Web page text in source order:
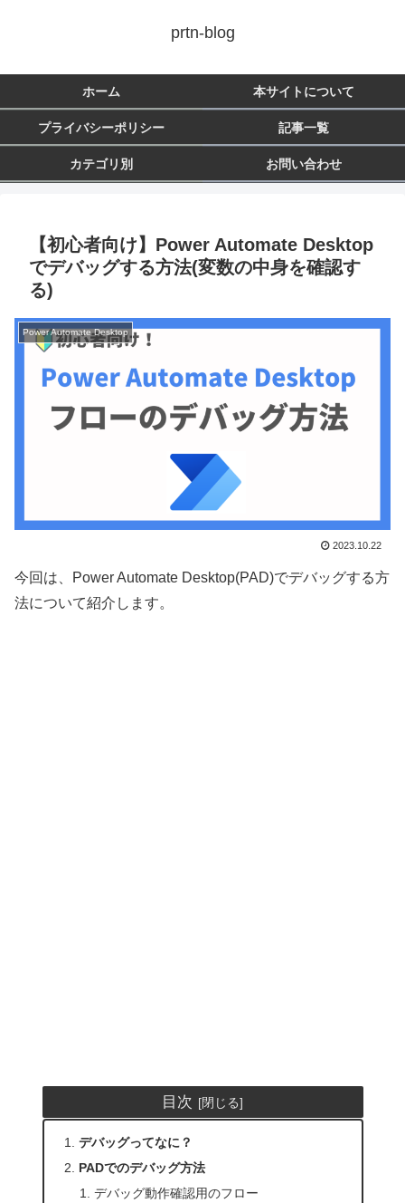
prtn-blog
ホーム 本サイトについて
プライバシーポリシー 記事一覧
カテゴリ別 お問い合わせ
【初心者向け】Power Automate Desktop
でデバッグする方法(変数の中身を確認す
る)
Power Automate Desktop
2023.10.22
今回は、Power Automate Desktop(PAD)でデバッグする方
法について紹介します。
目次
デバッグってなに？
PADでのデバッグ方法
デバッグ動作確認用のフロー